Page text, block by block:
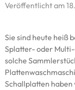
Veröffentlicht am
Sie sind heute heiß
Splatter- oder
solche
Schallplatten